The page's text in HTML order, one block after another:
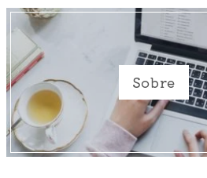
Sobre